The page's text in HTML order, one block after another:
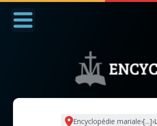
Nous soutenir À propos
Encyclopédie mariale›[...]›